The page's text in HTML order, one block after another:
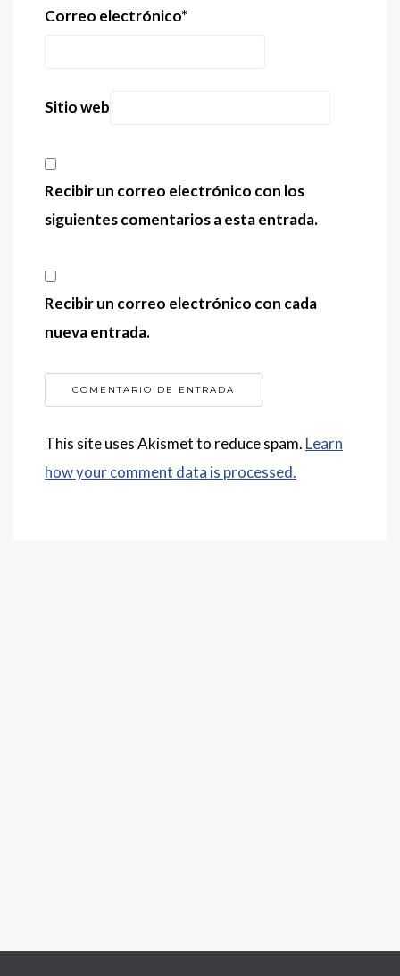
Correo electrónico*
Sitio web
Recibir un correo electrónico con los
siguientes comentarios a esta entrada.
Recibir un correo electrónico con cada
nueva entrada.
This site uses Akismet to reduce spam. Learn
how your comment data is processed.